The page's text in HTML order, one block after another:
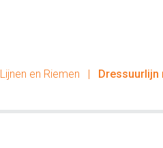
Lijnen en Riemen | Dressuurlijn